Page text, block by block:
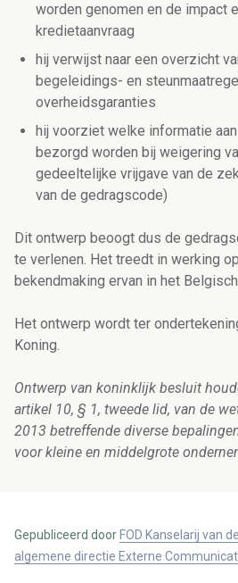
worden genomen en de impact
kredietaanvraag
hij verwijst naar een overzicht
begeleidings- en
overheidsgaranties
hij voorziet welke informatie
bezorgd worden bij weigering
gedeeltelijke vrijgave van de
van de gedragscode)
Dit ontwerp beoogt dus de
te verlenen. Het treedt in werking
bekendmaking ervan in het
Het ontwerp wordt ter
Koning.
Ontwerp van koninklijk besluit
artikel 10, § 1, tweede lid, van de
2013 betreffende diverse
voor kleine en middelgrote
Gepubliceerd door FOD Kanselarij van
algemene directie Externe